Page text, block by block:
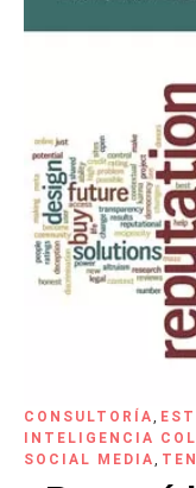
CONSULTORÍA,
INTELIGENCIA
SOCIAL MEDIA,